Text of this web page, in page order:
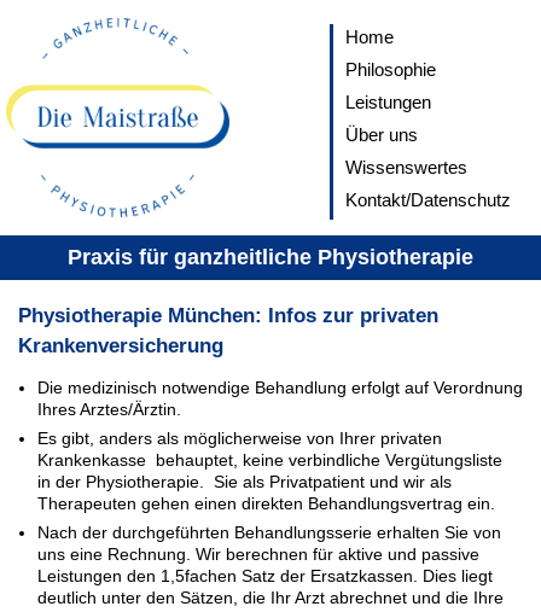
Home
Philosophie
Leistungen
Über uns
Wissenswertes
Kontakt/Datenschutz
Praxis für ganzheitliche Physiotherapie
Physiotherapie München: Infos zur privaten
Krankenversicherung
Die medizinisch notwendige Behandlung erfolgt auf Verordnung
Ihres Arztes/Ärztin.
Es gibt, anders als möglicherweise von Ihrer privaten
Krankenkasse behauptet, keine verbindliche Vergütungsliste
in der Physiotherapie. Sie als Privatpatient und wir als
Therapeuten gehen einen direkten Behandlungsvertrag ein.
Nach der durchgeführten Behandlungsserie erhalten Sie von
uns eine Rechnung. Wir berechnen für aktive und passive
Leistungen den 1,5fachen Satz der Ersatzkassen. Dies liegt
deutlich unter den Sätzen, die Ihr Arzt abrechnet und die Ihre